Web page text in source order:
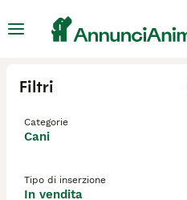
Filtri
Categorie
Cani
Tipo di inserzione
In vendita